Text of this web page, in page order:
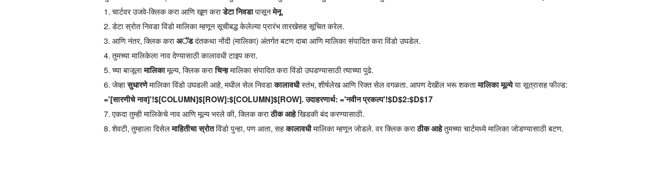
1. चार्टवर उजवे-क्लिक करा आणि खूण कराडेटा निवडापासूनमेनू.
2. डेटा स्रोत निवडा विंडो मालिका म्हणून सूचीबद्ध केलेल्या प्रारंभ तारखेसह सूचित करेल.
3. आणि नंतर, क्लिक कराअॅडदंतकथा नोंदी (मालिका) अंतर्गत बटण दाबा आणि मालिका संपादित करा विंडो उघडेल.
4. तुमच्या मालिकेला नाव देण्यासाठी कालावधी टाइप करा.
5. च्या बाजूलामालिकामूल्य, क्लिक कराचिन्हमालिका संपादित करा विंडो उघडण्यासाठी त्याच्या पुढे.
6. जेव्हासुधारणेमालिका विंडो उघडली आहे, मधील सेल निवडाकालावधीस्तंभ, शीर्षलेख आणि रिक्त सेल वगळता. आपण देखील भरू शकतामालिका मूल्येया सूत्रासह फील्ड:
='[सारणीचे नाव]'!$[COLUMN]$[ROW]:$[COLUMN]$[ROW]. उदाहरणार्थ: ='नवीन प्रकल्प'!$D$2:$D$17
7. एकदा तुम्ही मालिकेचे नाव आणि मूल्य भरले की, क्लिक कराठीक आहेखिडकी बंद करण्यासाठी.
8. शेवटी, तुम्हाला दिसेलमाहितीचा स्रोतविंडो पुन्हा, पण आता, सहकालावधीमालिका म्हणून जोडले. वर क्लिक कराठीक आहेतुमच्या चार्टमध्ये मालिका जोडण्यासाठी बटण.